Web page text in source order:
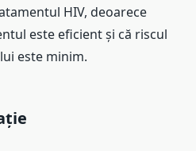
HIV, deoarece
este eficient și că riscul
este minim.